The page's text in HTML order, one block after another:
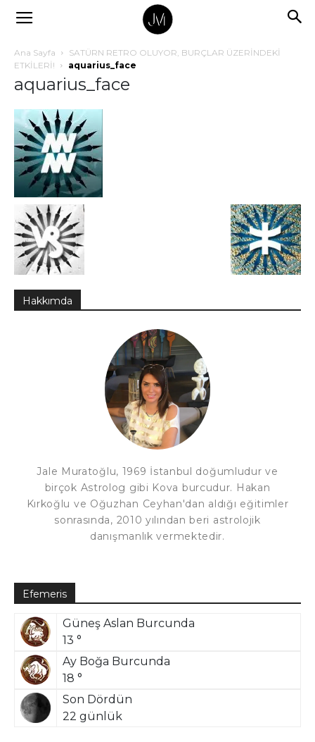
Ana Sayfa
SATÜRN RETRO OLUYOR, BURÇLAR ÜZERİNDEKİ
ETKİLERİ!
aquarius_face
aquarius_face
Hakkımda
Jale Muratoğlu, 1969 İstanbul doğumludur ve
birçok Astrolog gibi Kova burcudur. Hakan
Kırkoğlu ve Oğuzhan Ceyhan'dan aldığı eğitimler
sonrasında, 2010 yılından beri astrolojik
danışmanlık vermektedir.
Efemeris
Güneş Aslan Burcunda
13 °
Ay Boğa Burcunda
18 °
Son Dördün
22 günlük